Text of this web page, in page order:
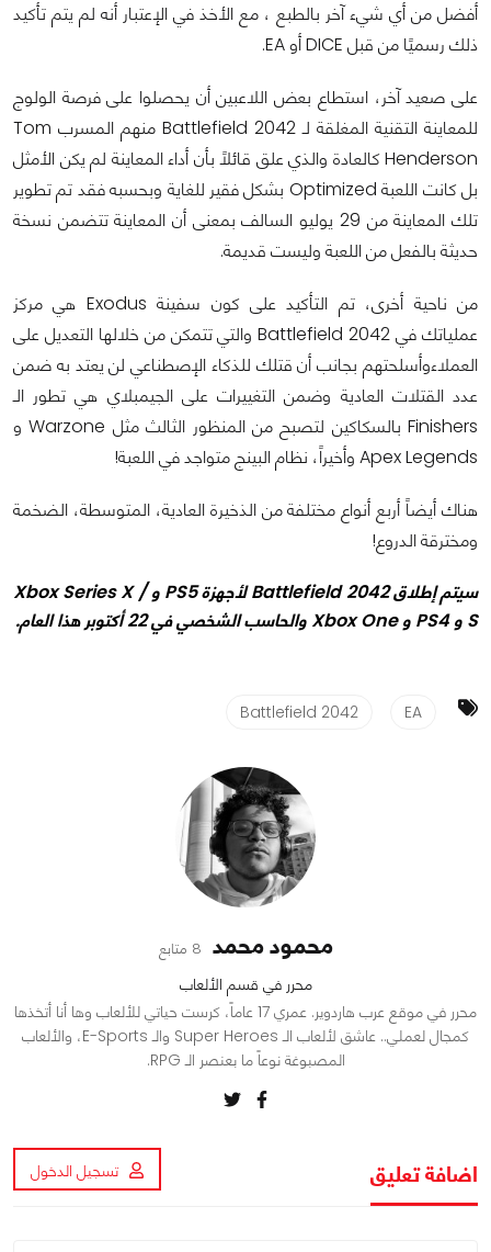
أفضل من أي شيء آخر بالطبع ، مع الأخذ في الإعتبار أنه لم يتم تأكيد
ذلك رسميًا من قبل DICE أو EA.
على صعيد آخر، استطاع بعض اللاعبين أن يحصلوا على فرصة الولوج
للمعاينة التقنية المغلقة لـ Battlefield 2042 منهم المسرب Tom
Henderson كالعادة والذي علق قائلاً بأن أداء المعاينة لم يكن الأمثل
بل كانت اللعبة Optimized بشكل فقير للغاية وبحسبه فقد تم تطوير
تلك المعاينة من 29 يوليو السالف بمعنى أن المعاينة تتضمن نسخة
حديثة بالفعل من اللعبة وليست قديمة.
من ناحية أخرى، تم التأكيد على كون سفينة Exodus هي مركز
عملياتك في Battlefield 2042 والتي تتمكن من خلالها التعديل على
العملاءوأسلحتهم بجانب أن قتلك للذكاء الإصطناعي لن يعتد به ضمن
عدد القتلات العادية وضمن التغييرات على الجيمبلاي هي تطور الـ
Finishers بالسكاكين لتصبح من المنظور الثالث مثل Warzone و
Apex Legends وأخيراً، نظام البينج متواجد في اللعبة!
هناك أيضاً أربع أنواع مختلفة من الذخيرة العادية، المتوسطة، الضخمة
ومخترقة الدروع!
سيتم إطلاق Battlefield 2042 لأجهزة PS5 و Xbox Series X /
S و PS4 و Xbox One والحاسب الشخصي في 22 أكتوبر هذا العام.
EA
Battlefield 2042
محمود محمد 8 متابع
محرر في قسم الألعاب
محرر في موقع عرب هاردوير. عمري 17 عاماً، كرست حياتي للألعاب وها أنا أتخذها
كمجال لعملي.. عاشق لألعاب الـ Super Heroes والـ E-Sports، والألعاب
المصبوغة نوعاً ما بعنصر الـ RPG.
اضافة تعليق تسجيل الدخول